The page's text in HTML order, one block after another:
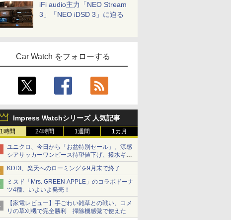
iFi audio主力「NEO Stream
3」「NEO iDSD 3」に迫る
Car Watch をフォローする
Impress Watchシリーズ 人気記事
1時間 24時間 1週間 1カ月
ユニクロ、今日から「お盆特別セール」。涼感
シアサッカーワンピース待望値下げ、撥水ギア
ショーツは1990円に
KDDI、楽天へのローミングを9月末で終了
ミスド「Mrs. GREEN APPLE」のコラボドーナ
ツ4種、いよいよ発売！
【家電レビュー】手ごわい雑草との戦い、コメ
リの草刈機で完全勝利 掃除機感覚で使えた